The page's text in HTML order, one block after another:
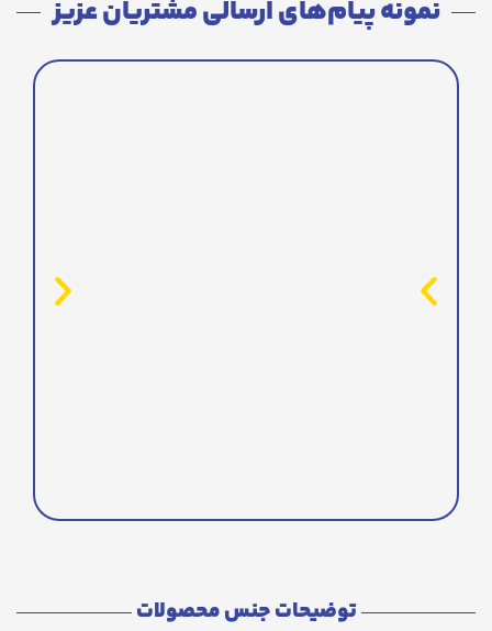
نمونه پیام‌های ارسالی مشتریان عزیز
توضیحات جنس محصولات